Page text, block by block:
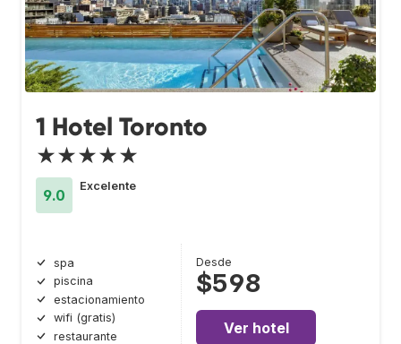
1 Hotel Toronto
★★★★★
9.0
Excelente
spa
piscina
estacionamiento
wifi (gratis)
restaurante
Desde
$598
Ver hotel